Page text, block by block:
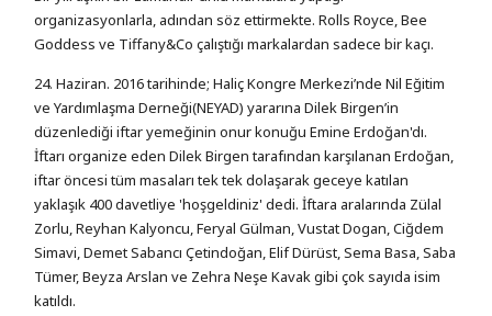
organizasyonlarla, adından söz ettirmekte. Rolls Royce, Bee
Goddess ve Tiffany&Co çalıştığı markalardan sadece bir kaçı.
24. Haziran. 2016 tarihinde; Haliç Kongre Merkezi’nde Nil Eğitim
ve Yardımlaşma Derneği(NEYAD) yararına Dilek Birgen’in
düzenlediği iftar yemeğinin onur konuğu Emine Erdoğan'dı.
İftarı organize eden Dilek Birgen tarafından karşılanan Erdoğan,
iftar öncesi tüm masaları tek tek dolaşarak geceye katılan
yaklaşık 400 davetliye 'hoşgeldiniz' dedi. İftara aralarında Zülal
Zorlu, Reyhan Kalyoncu, Feryal Gülman, Vustat Dogan, Ciğdem
Simavi, Demet Sabancı Çetindoğan, Elif Dürüst, Sema Basa, Saba
Tümer, Beyza Arslan ve Zehra Neşe Kavak gibi çok sayıda isim
katıldı.